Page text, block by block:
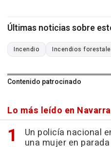
Últimas noticias sobre
Incendio Incendios
Contenido patrocinado
Lo más leído en Navarra
Un policía nacional
una mujer en